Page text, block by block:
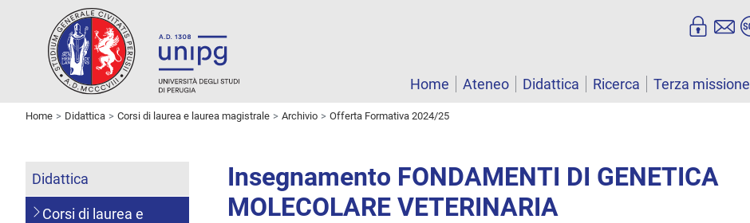
Home
Ateneo Didattica Ricerca Terza missione
Home Didattica Corsi di laurea e laurea magistrale Archivio Offerta Formativa 2024/25
Insegnamento FONDAMENTI DI GENETICA
MOLECOLARE VETERINARIA
Didattica
Corsi di laurea e